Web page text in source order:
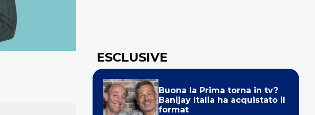
ESCLUSIVE
Buona la Prima torna in tv?
Banijay Italia ha acquistato il
format